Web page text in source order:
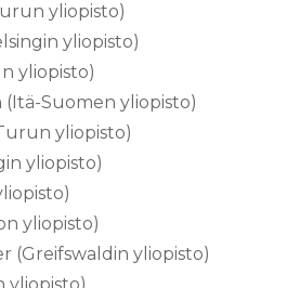
yliopisto)
yliopisto)
yliopisto)
(Itä-Suomen yliopisto)
yliopisto)
yliopisto)
yliopisto)
(Greifswaldin yliopisto)